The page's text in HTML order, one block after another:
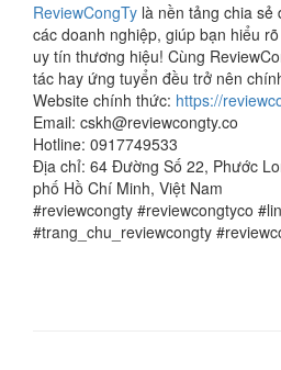
ReviewCongTy là nền tảng chia
các doanh nghiệp, giúp bạn hiểu
uy tín thương hiệu! Cùng
tác hay ứng tuyển đều trở nên
Website chính thức: https://
Email: cskh@reviewcongty.co
Hotline: 0917749533
Địa chỉ: 64 Đường Số 22, Phước
phố Hồ Chí Minh, Việt Nam
#reviewcongty #reviewcongtyco
#trang_chu_reviewcongty